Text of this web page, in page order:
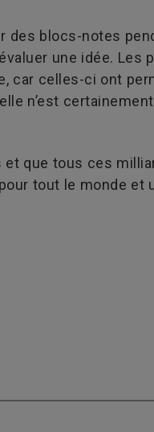
des blocs-notes
une idée. Les
car celles-ci ont
n’est
que tous ces
tout le monde et